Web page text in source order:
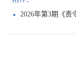
2026年第3期《责